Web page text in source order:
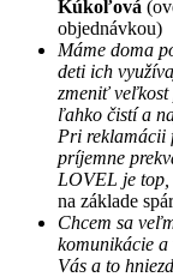
Kúkoľová
objednávkou)
Máme doma
deti ich
zmeniť veľkost
ľahko čistí a
Pri reklamácii
príjemne
LOVEL je
na základe
Chcem sa
komunikácie
Vás a to